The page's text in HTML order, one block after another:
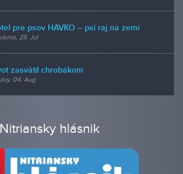
pre psov HAVKO – psí raj na zemi
29. Jul
zasvätil chrobákom
04. Aug
Nitriansky hlásnik